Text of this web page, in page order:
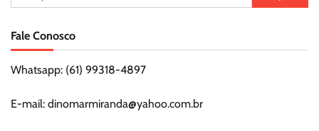
por:
Fale Conosco
Whatsapp: (61) 99318-4897
E-mail: dinomarmiranda@yahoo.com.br